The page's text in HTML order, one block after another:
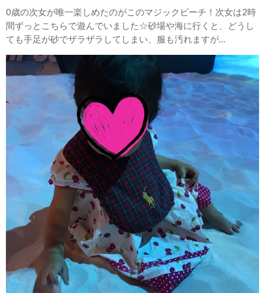
0歳の次女が唯一楽しめたのがこのマジックビーチ！次女は2時
間ずっとこちらで遊んでいました☆砂場や海に行くと、どうし
ても手足が砂でザラザラしてしまい、服も汚れますが…